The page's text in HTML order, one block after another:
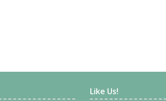
Like Us!